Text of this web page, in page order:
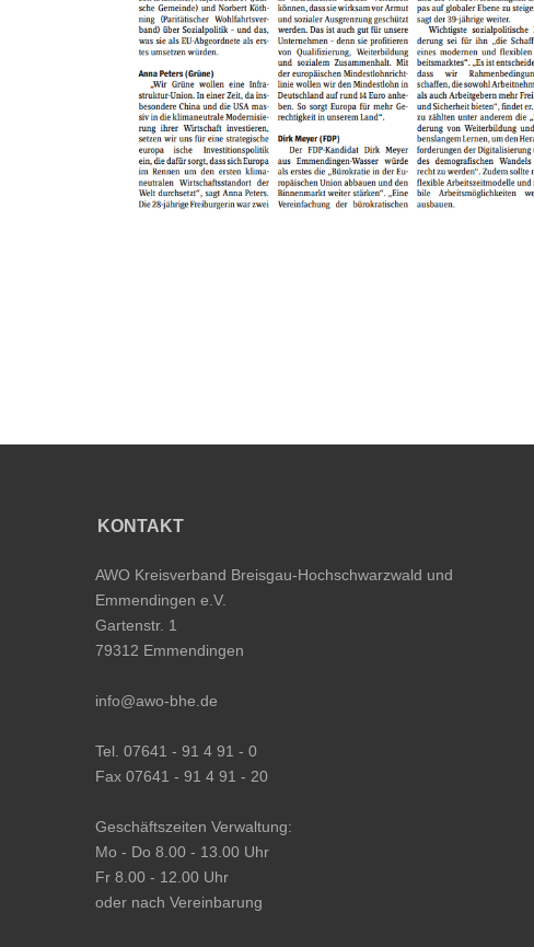
KONTAKT
AWO Kreisverband Breisgau-Hochschwarzwald und
Emmendingen e.V.
Gartenstr. 1
79312 Emmendingen
info@awo-bhe.de
Tel. 07641 - 91 4 91 - 0
Fax 07641 - 91 4 91 - 20
Geschäftszeiten Verwaltung:
Mo - Do 8.00 - 13.00 Uhr
Fr 8.00 - 12.00 Uhr
oder nach Vereinbarung